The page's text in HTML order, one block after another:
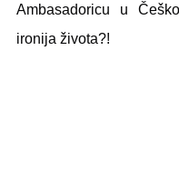
Ambasadoricu u
ironija života?!